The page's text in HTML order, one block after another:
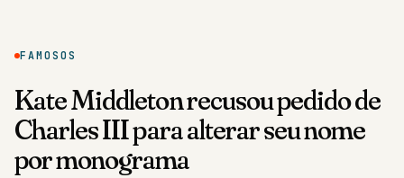
FAMOSOS
Kate Middleton recusou pedido de
Charles III para alterar seu nome
por monograma